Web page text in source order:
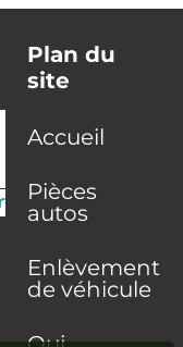
Plan du
site
Accueil
Pièces
autos
Enlèvement
de véhicule